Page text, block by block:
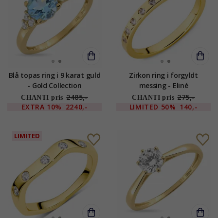
Blå topas ring i 9 karat guld
- Gold Collection
CHANTI pris 2485,-
EXTRA 10% 2240,-
Zirkon ring i forgyldt
messing - Eliné
CHANTI pris 275,-
LIMITED 50% 140,-
LIMITED